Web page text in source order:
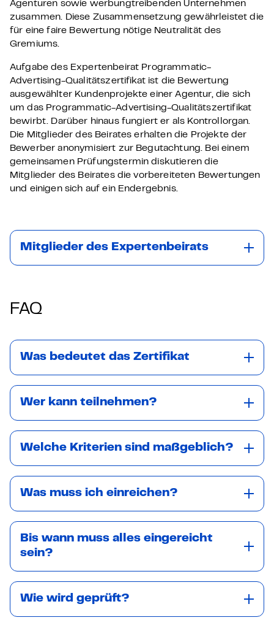
Agenturen sowie werbungtreibenden Unternehmen
zusammen. Diese Zusammensetzung gewährleistet die
für eine faire Bewertung nötige Neutralität des
Gremiums.
Aufgabe des Expertenbeirat Programmatic-
Advertising-Qualitätszertifikat ist die Bewertung
ausgewählter Kundenprojekte einer Agentur, die sich
um das Programmatic-Advertising-Qualitätszertifikat
bewirbt. Darüber hinaus fungiert er als Kontrollorgan.
Die Mitglieder des Beirates erhalten die Projekte der
Bewerber anonymisiert zur Begutachtung. Bei einem
gemeinsamen Prüfungstermin diskutieren die
Mitglieder des Beirates die vorbereiteten Bewertungen
und einigen sich auf ein Endergebnis.
Mitglieder des Expertenbeirats
FAQ
Was bedeutet das Zertifikat
Wer kann teilnehmen?
Welche Kriterien sind maßgeblich?
Was muss ich einreichen?
Bis wann muss alles eingereicht
sein?
Wie wird geprüft?